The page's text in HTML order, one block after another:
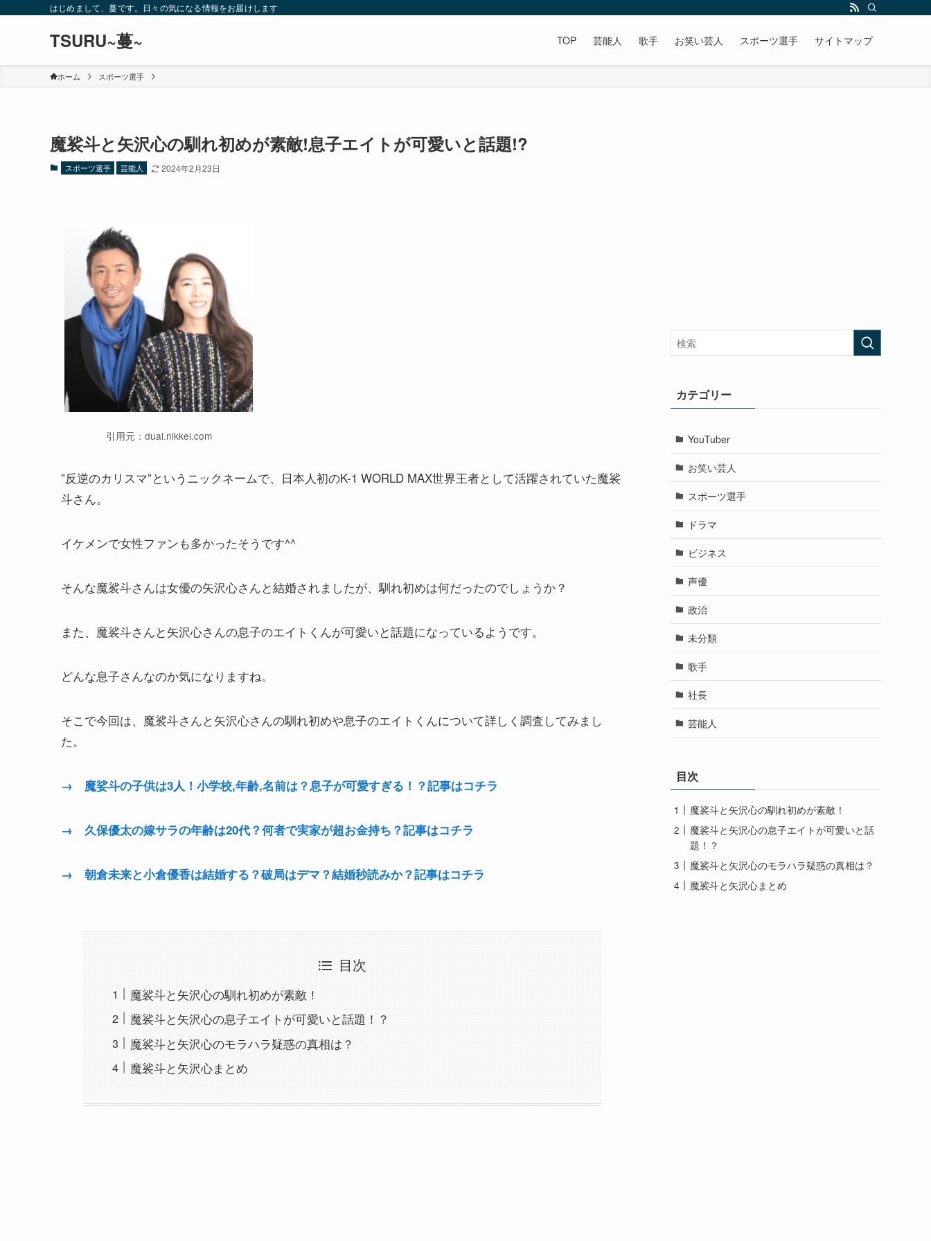
はじめまして、蔓です。日々の気になる情報をお届けします
TSURU~蔓~ TOP 芸能人 歌手 お笑い芸人 スポーツ選手 サイトマップ
ホーム スポーツ選手
魔裟斗と矢沢心の馴れ初めが素敵!息子エイトが可愛いと話題!?
スポーツ選手 芸能人 2024年2月23日
引用元：dual.nikkei.com
”反逆のカリスマ”というニックネームで、日本人初のK-1 WORLD MAX世界王者として活躍されていた魔裟
斗さん。
イケメンで女性ファンも多かったそうです^^
そんな魔裟斗さんは女優の矢沢心さんと結婚されましたが、馴れ初めは何だったのでしょうか？
また、魔裟斗さんと矢沢心さんの息子のエイトくんが可愛いと話題になっているようです。
どんな息子さんなのか気になりますね。
そこで今回は、魔裟斗さんと矢沢心さんの馴れ初めや息子のエイトくんについて詳しく調査してみまし
た。
→ 魔娑斗の子供は3人！小学校,年齢,名前は？息子が可愛すぎる！？記事はコチラ
→ 久保優太の嫁サラの年齢は20代？何者で実家が超お金持ち？記事はコチラ
→ 朝倉未来と小倉優香は結婚する？破局はデマ？結婚秒読みか？記事はコチラ
目次
魔裟斗と矢沢心の馴れ初めが素敵！
魔裟斗と矢沢心の息子エイトが可愛いと話題！？
魔裟斗と矢沢心のモラハラ疑惑の真相は？
魔裟斗と矢沢心まとめ
カテゴリー
YouTuber
お笑い芸人
スポーツ選手
ドラマ
ビジネス
声優
政治
未分類
歌手
社長
芸能人
目次
魔裟斗と矢沢心の馴れ初めが素敵！
魔裟斗と矢沢心の息子エイトが可愛いと話
題！？
魔裟斗と矢沢心のモラハラ疑惑の真相は？
魔裟斗と矢沢心まとめ